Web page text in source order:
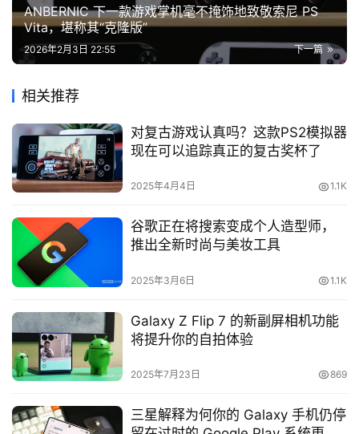
ANBERNIC 下一款游戏掌机毫不掩饰地致敬索尼 PS
Vita，堪称其“克隆版”
下一篇
2026年2月3日 22:55
相关推荐
对复古游戏认真吗？这款PS2模拟器
现在可以追踪真正的复古奖杯了
2025年4月4日 1.1K
谷歌正在将搜索变成个人造型师，
推出全新时尚与美妆工具
2025年3月6日 1.1K
Galaxy Z Flip 7 的新副屏相机功能
将提升你的自拍体验
2025年7月23日 869
三星解释为何你的 Galaxy 手机仍停